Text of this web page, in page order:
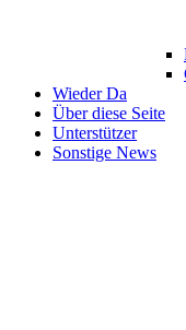
Wieder Da
Über diese Seite
Unterstützer
Sonstige News